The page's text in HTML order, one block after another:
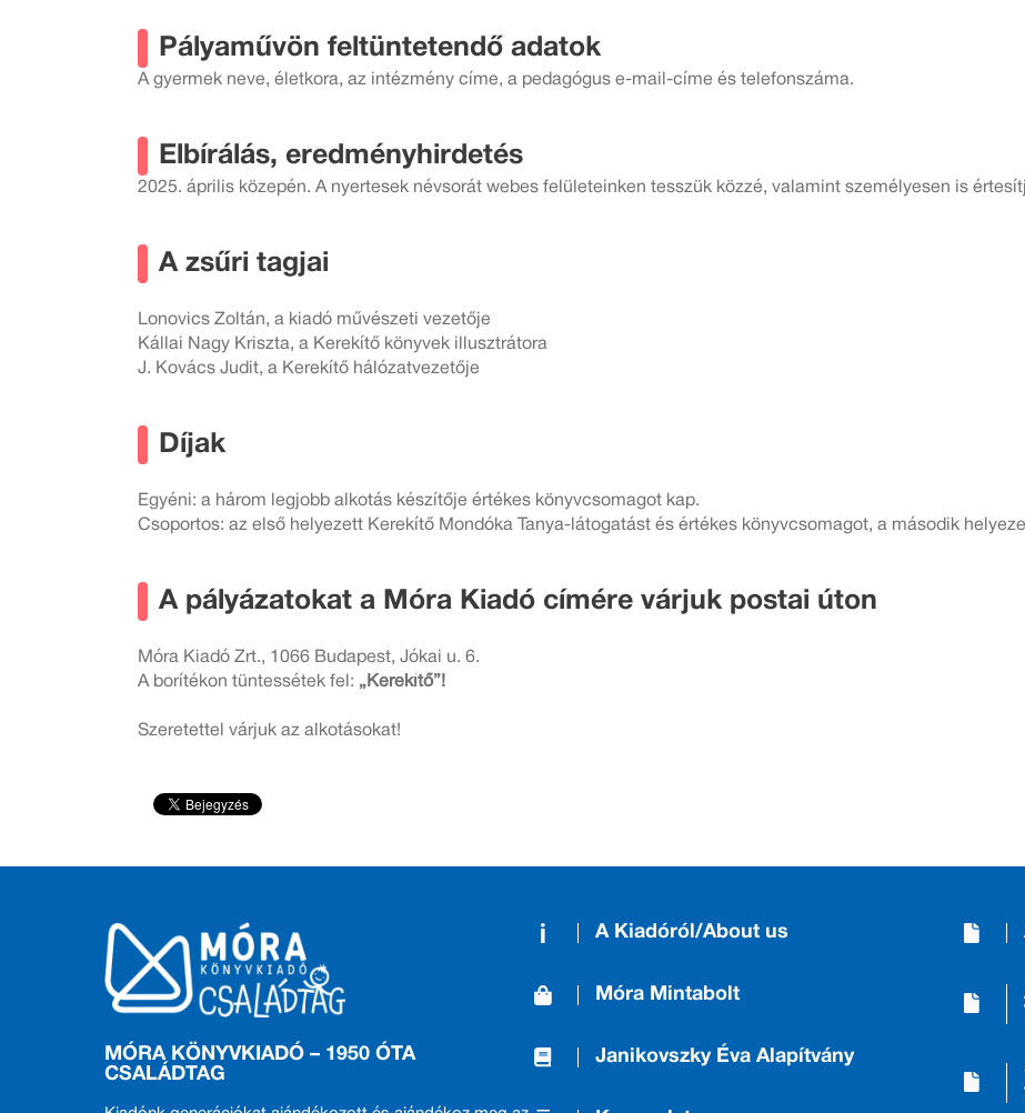
Pályaművön feltüntetendő adatok
A gyermek neve, életkora, az intézmény címe, a pedagógus e-mail-címe és telefonszáma.
Elbírálás, eredményhirdetés
2025. április közepén. A nyertesek névsorát webes felületeinken tesszük közzé, valamint személyesen is
A zsűri tagjai
Lonovics Zoltán, a kiadó művészeti vezetője
Kállai Nagy Kriszta, a Kerekítő könyvek illusztrátora
J. Kovács Judit, a Kerekítő hálózatvezetője
Díjak
Egyéni: a három legjobb alkotás készítője értékes könyvcsomagot kap.
Csoportos: az első helyezett Kerekítő Mondóka Tanya-látogatást és értékes könyvcsomagot, a második
A pályázatokat a Móra Kiadó címére várjuk postai úton
Móra Kiadó Zrt., 1066 Budapest, Jókai u. 6.
A borítékon tüntessétek fel: „Kerekítő”!
Szeretettel várjuk az alkotásokat!
MÓRA KÖNYVKIADÓ – 1950 ÓTA
CSALÁDTAG
A Kiadóról/About us
Móra Mintabolt
Janikovszky Éva Alapítvány